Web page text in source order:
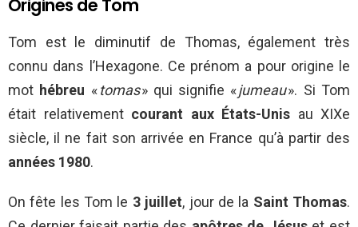
Origines de Tom
Tom est le diminutif de Thomas, également très
connu dans l’Hexagone. Ce prénom a pour origine le
mot hébreu «tomas» qui signifie «jumeau». Si Tom
était relativement courant aux États-Unis au XIXe
siècle, il ne fait son arrivée en France qu’à partir des
années 1980.
On fête les Tom le 3 juillet, jour de la Saint Thomas.